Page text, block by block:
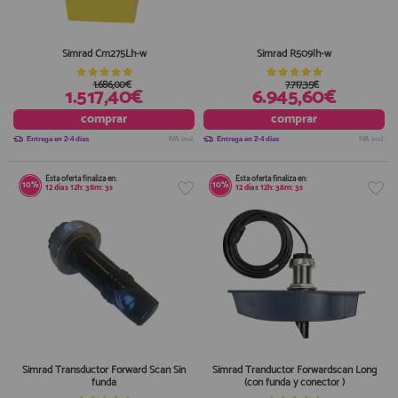
Simrad Cm275Lh-w
1.517,40€
1.686,00€
comprar
Entrega en 2-4 días IVA incl.
Simrad R509lh-w
6.945,60€
7.717,35€
comprar
Entrega en 2-4 días IVA incl.
10% Esta oferta finaliza en:
12días12h:38m:3s
Simrad Transductor Forward Scan Sin
funda
10% Esta oferta finaliza en:
12días12h:38m:3s
Simrad Tranductor Forwardscan Long
(con funda y conector )